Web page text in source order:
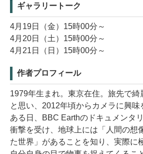
ギャラリートーク
4月19日（金）15時00分～
4月20日（土）15時00分～
4月21日（日）15時00分～
作者プロフィール
1979年生まれ。東京在住。旅先で綺
と思い、2012年頃からカメラに興味
ある日、BBC Earthのドキュメンタ
衝撃を受け、地球上には「人間の想
た世界」があることを知り、実際に